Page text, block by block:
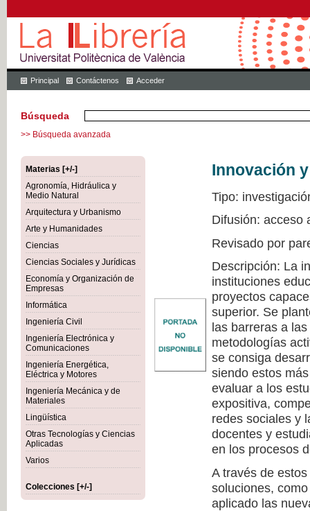
Principal Contáctenos Acceder
Búsqueda
>> Búsqueda avanzada
Materias [+/-]
Agronomía, Hidráulica y
Medio Natural
Arquitectura y Urbanismo
Arte y Humanidades
Ciencias
Ciencias Sociales y Jurídicas
Economía y Organización de
Empresas
Informática
Ingeniería Civil
Ingeniería Electrónica y
Comunicaciones
Ingeniería Energética,
Eléctrica y Motores
Ingeniería Mecánica y de
Materiales
Lingüística
Otras Tecnologías y Ciencias
Aplicadas
Varios
Colecciones [+/-]
Innovación
Tipo:
Difusión: acceso
Revisado por
Descripción: La
instituciones
proyectos
superior. Se
las barreras a
metodologías
se consiga
siendo estos
evaluar a los
expositiva,
redes sociales y
docentes y
en los procesos
A través de
soluciones,
aplicado las